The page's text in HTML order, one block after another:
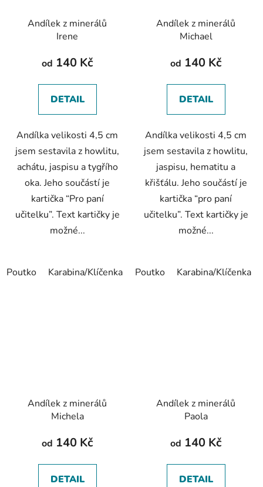
Andílek z minerálů
Irene
od 140 Kč
DETAIL
Andílka velikosti 4,5 cm
jsem sestavila z howlitu,
achátu, jaspisu a tygřího
oka. Jeho součástí je
kartička “Pro paní
učitelku”. Text kartičky je
možné...
Poutko Karabina/Klíčenka Záložka
Andílek z minerálů
Michael
od 140 Kč
DETAIL
Andílka velikosti 4,5 cm
jsem sestavila z howlitu,
jaspisu, hematitu a
křišťálu. Jeho součástí je
kartička “pro paní
učitelku”. Text kartičky je
možné...
Poutko Karabina/Klíčenka
Andílek z minerálů
Michela
od 140 Kč
DETAIL
Andílek z minerálů
Paola
od 140 Kč
DETAIL